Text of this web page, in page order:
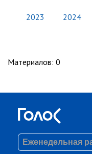
2023 2024
Материалов: 0